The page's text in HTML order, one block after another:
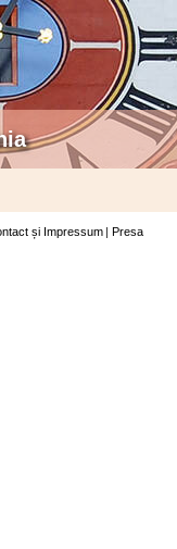
și Impressum Presa